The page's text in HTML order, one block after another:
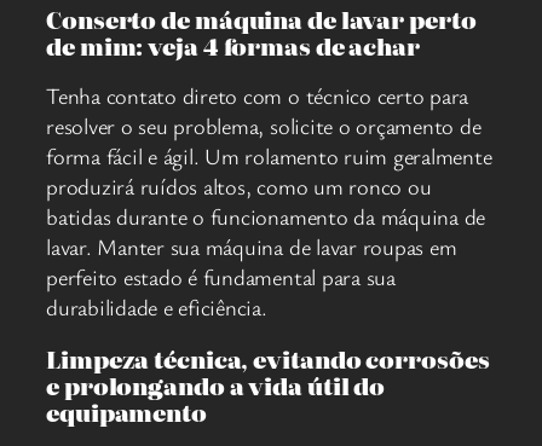
Conserto de máquina de lavar perto
de mim: veja 4 formas de achar
Tenha contato direto com o técnico certo para
resolver o seu problema, solicite o orçamento de
forma fácil e ágil. Um rolamento ruim geralmente
produzirá ruídos altos, como um ronco ou
batidas durante o funcionamento da máquina de
lavar. Manter sua máquina de lavar roupas em
perfeito estado é fundamental para sua
durabilidade e eficiência.
Limpeza técnica, evitando corrosões
e prolongando a vida útil do
equipamento